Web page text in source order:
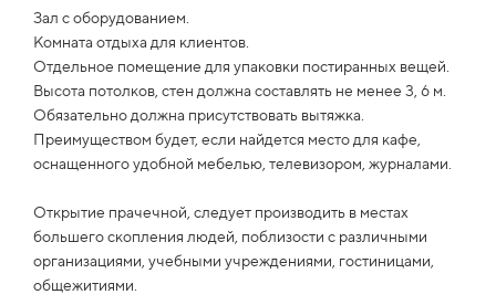
Зал с оборудованием.
Комната отдыха для клиентов.
Отдельное помещение для упаковки постиранных вещей.
Высота потолков, стен должна составлять не менее 3, 6 м.
Обязательно должна присутствовать вытяжка.
Преимуществом будет, если найдется место для кафе,
оснащенного удобной мебелью, телевизором, журналами.
Открытие прачечной, следует производить в местах
большего скопления людей, поблизости с различными
организациями, учебными учреждениями, гостиницами,
общежитиями.